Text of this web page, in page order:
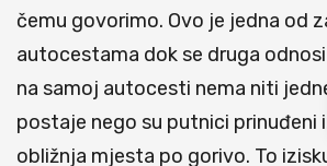
čemu govorimo. Ovo je jedna od
autocestama dok se druga
na samoj autocesti nema niti
postaje nego su putnici prinuđeni
obližnja mjesta po gorivo. To